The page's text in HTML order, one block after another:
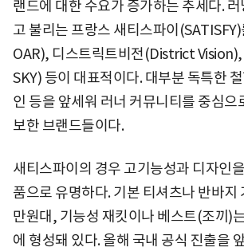
랜드에 대한 수요가 증가하는 추세다.
고 불리는 프랑스 새티스파이
OAR), 디스트릭트비전(District
SKY) 등이 대표적이다. 대부분 독특한
인 등을 앞세워 러너 커뮤니티를 중심으
보한 브랜드들이다.
새티스파이의 경우 고기능성과 디자인
품으로 유명하다. 기본 티셔츠나 반바지
만원대, 기능성 재킷이나 베스트(조끼)
에 형성돼 있다. 올해 국내 공식 진출을